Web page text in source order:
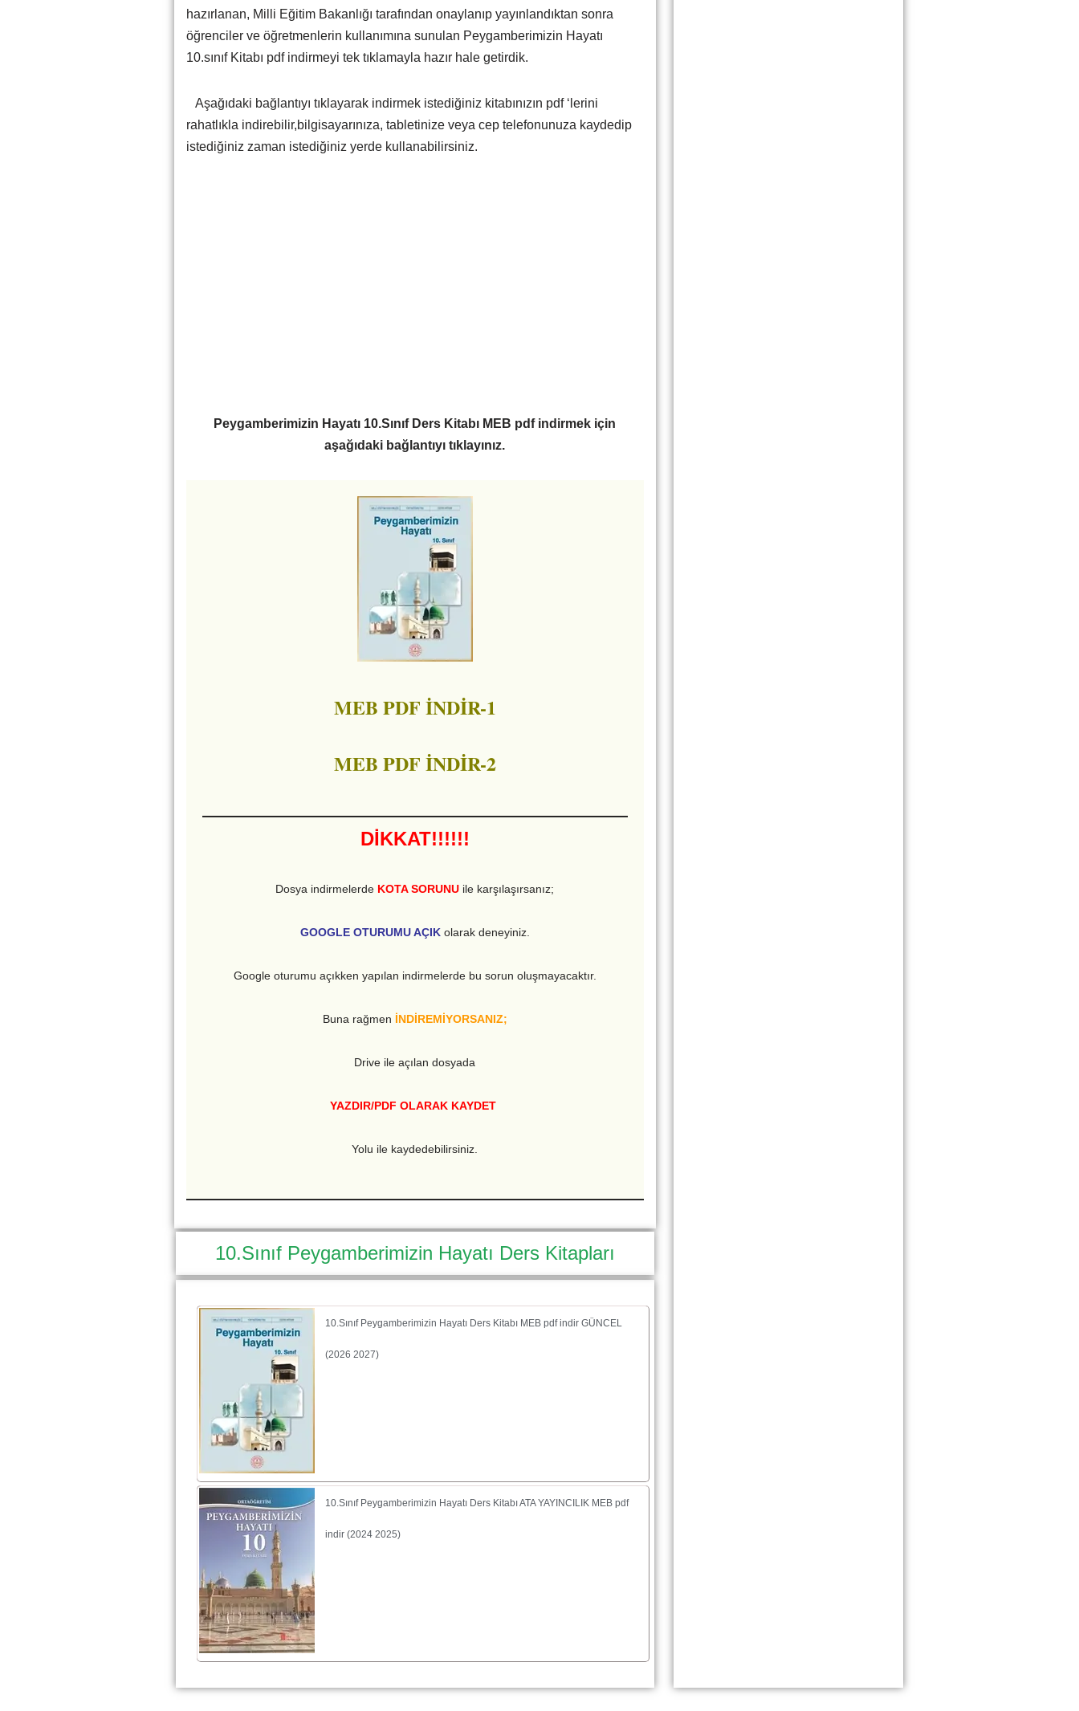
hazırlanan, Milli Eğitim Bakanlığı tarafından onaylanıp yayınlandıktan sonra
öğrenciler ve öğretmenlerin kullanımına sunulan Peygamberimizin Hayatı
10.sınıf Kitabı pdf indirmeyi tek tıklamayla hazır hale getirdik.
Aşağıdaki bağlantıyı tıklayarak indirmek istediğiniz kitabınızın pdf ‘lerini
rahatlıkla indirebilir,bilgisayarınıza, tabletinize veya cep telefonunuza kaydedip
istediğiniz zaman istediğiniz yerde kullanabilirsiniz.
Peygamberimizin Hayatı 10.Sınıf Ders Kitabı MEB pdf indirmek için
aşağıdaki bağlantıyı tıklayınız.
MEB PDF İNDİR-1
MEB PDF İNDİR-2
DİKKAT!!!!!!
Dosya indirmelerde KOTA SORUNU ile karşılaşırsanız;
GOOGLE OTURUMU AÇIK olarak deneyiniz.
Google oturumu açıkken yapılan indirmelerde bu sorun oluşmayacaktır.
Buna rağmen İNDİREMİYORSANIZ;
Drive ile açılan dosyada
YAZDIR/PDF OLARAK KAYDET
Yolu ile kaydedebilirsiniz.
10.Sınıf Peygamberimizin Hayatı Ders Kitapları
10.Sınıf Peygamberimizin Hayatı Ders Kitabı MEB pdf indir GÜNCEL
(2026 2027)
10.Sınıf Peygamberimizin Hayatı Ders Kitabı ATA YAYINCILIK MEB pdf
indir (2024 2025)